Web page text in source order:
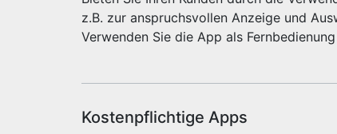
z.B. zur anspruchsvollen Anzeige und
Verwenden Sie die App als
Kostenpflichtige Apps